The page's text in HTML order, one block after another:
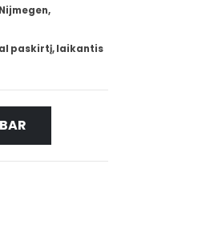
paskirtį, laikantis